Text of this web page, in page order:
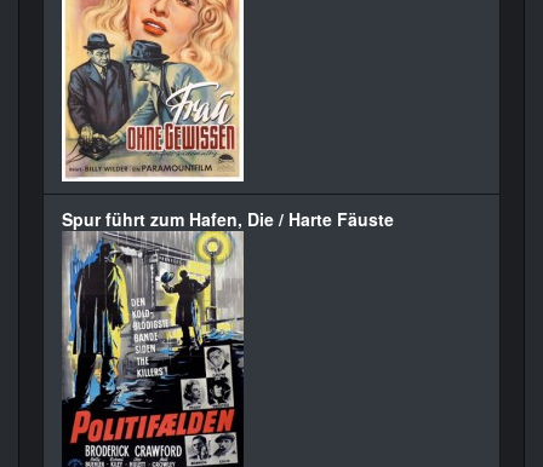
Spur führt zum Hafen, Die / Harte Fäuste